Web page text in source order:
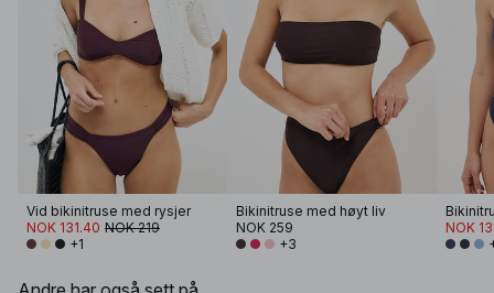
Vid bikinitruse med rysjer
NOK 131.40 NOK 219
+1
Bikinitruse med høyt liv
NOK 259
+3
NOK